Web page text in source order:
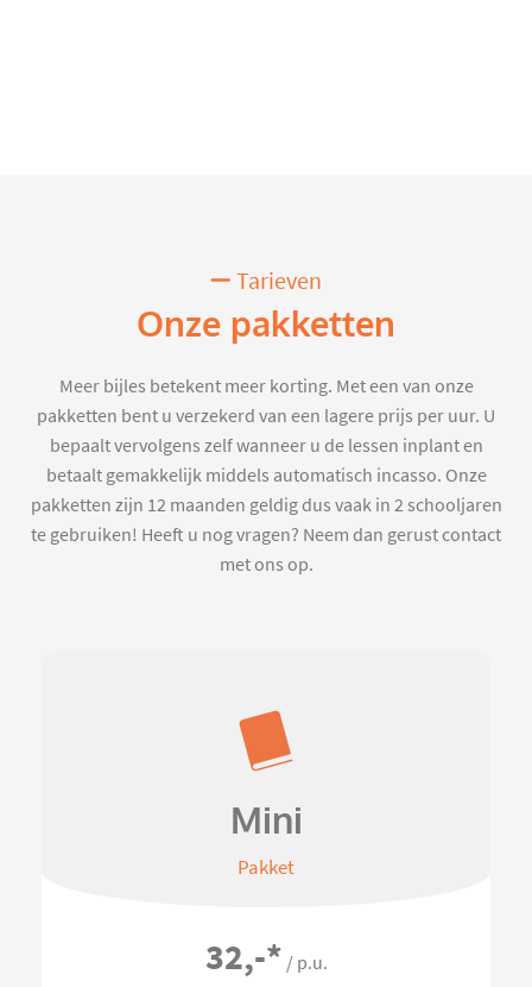
Tarieven
Onze pakketten
Meer bijles betekent meer korting. Met een van onze
pakketten bent u verzekerd van een lagere prijs per uur. U
bepaalt vervolgens zelf wanneer u de lessen inplant en
betaalt gemakkelijk middels automatisch incasso. Onze
pakketten zijn 12 maanden geldig dus vaak in 2 schooljaren
te gebruiken! Heeft u nog vragen? Neem dan gerust contact
met ons op.
Mini
Pakket
32,-* / p.u.